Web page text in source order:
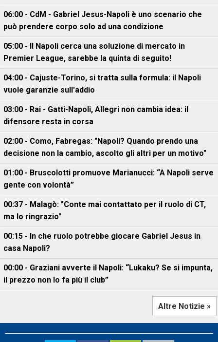
06:00 - CdM - Gabriel Jesus-Napoli è uno scenario che
può prendere corpo solo ad una condizione
05:00 - Il Napoli cerca una soluzione di mercato in
Premier League, sarebbe la quinta di seguito!
04:00 - Cajuste-Torino, si tratta sulla formula: il Napoli
vuole garanzie sull'addio
03:00 - Rai - Gatti-Napoli, Allegri non cambia idea: il
difensore resta in corsa
02:00 - Como, Fabregas: "Napoli? Quando prendo una
decisione non la cambio, ascolto gli altri per un motivo"
01:00 - Bruscolotti promuove Marianucci: “A Napoli serve
gente con volontà”
00:37 - Malagò: "Conte mai contattato per il ruolo di CT,
ma lo ringrazio"
00:15 - In che ruolo potrebbe giocare Gabriel Jesus in
casa Napoli?
00:00 - Graziani avverte il Napoli: “Lukaku? Se si impunta,
il prezzo non lo fa più il club”
Altre Notizie »